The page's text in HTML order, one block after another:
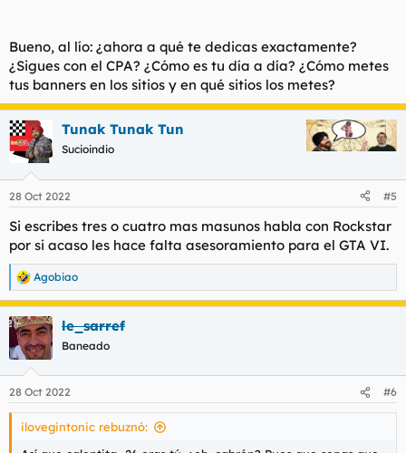
Bueno, al lío: ¿ahora a qué te dedicas exactamente?
¿Sigues con el CPA? ¿Cómo es tu día a día? ¿Cómo metes
tus banners en los sitios y en qué sitios los metes?
Tunak Tunak Tun
Sucioindio
28 Oct 2022 #5
Si escribes tres o cuatro mas masunos habla con Rockstar
por si acaso les hace falta asesoramiento para el GTA VI.
R
e
a
c
c
i
e
s
Agobiao
le_sarref
Baneado
28 Oct 2022 #6
ilovegintonic rebuznó: